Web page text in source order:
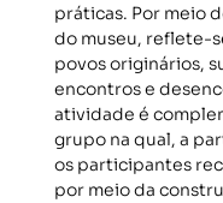
práticas. Por meio
do museu, reflete-
povos originários,
encontros e
atividade é
grupo na qual, a
os participantes
por meio da